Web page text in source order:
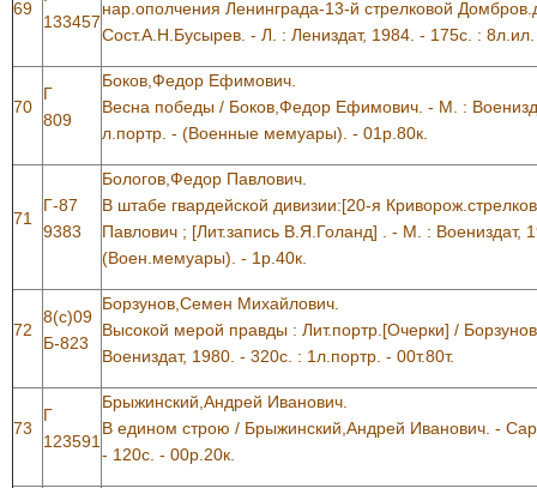
69
133457
нар.ополчения Ленинграда-13-й стрелковой
Сост.А.Н.Бусырев. - Л. : Лениздат, 1984. - 175с. :
70
Г
809
Боков,Федор Ефимович.
Весна победы / Боков,Федор Ефимович. - М. :
л.портр. - (Военные мемуары). - 01р.80к.
71
Г-87
9383
Бологов,Федор Павлович.
В штабе гвардейской дивизии:[20-я
Павлович ; [Лит.запись В.Я.Голанд] . - М. : Воениздат,
(Воен.мемуары). - 1р.40к.
72
8(с)09
Б-823
Борзунов,Семен Михайлович.
Высокой мерой правды : Лит.портр.[Очерки] /
Воениздат, 1980. - 320с. : 1л.портр. - 00т.80т.
73
Г
123591
Брыжинский,Андрей Иванович.
В едином строю / Брыжинский,Андрей Иванович. -
- 120с. - 00р.20к.